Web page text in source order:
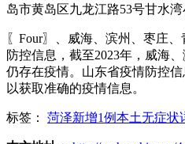
岛市黄岛区九龙江路53号甘水湾
〖Four〗、威海、滨州、枣庄
防控信息，截至2023年，威海
仍存在疫情。山东省疫情防控
以获取准确的疫情信息。
标签： 菏泽新增1例本土无症状